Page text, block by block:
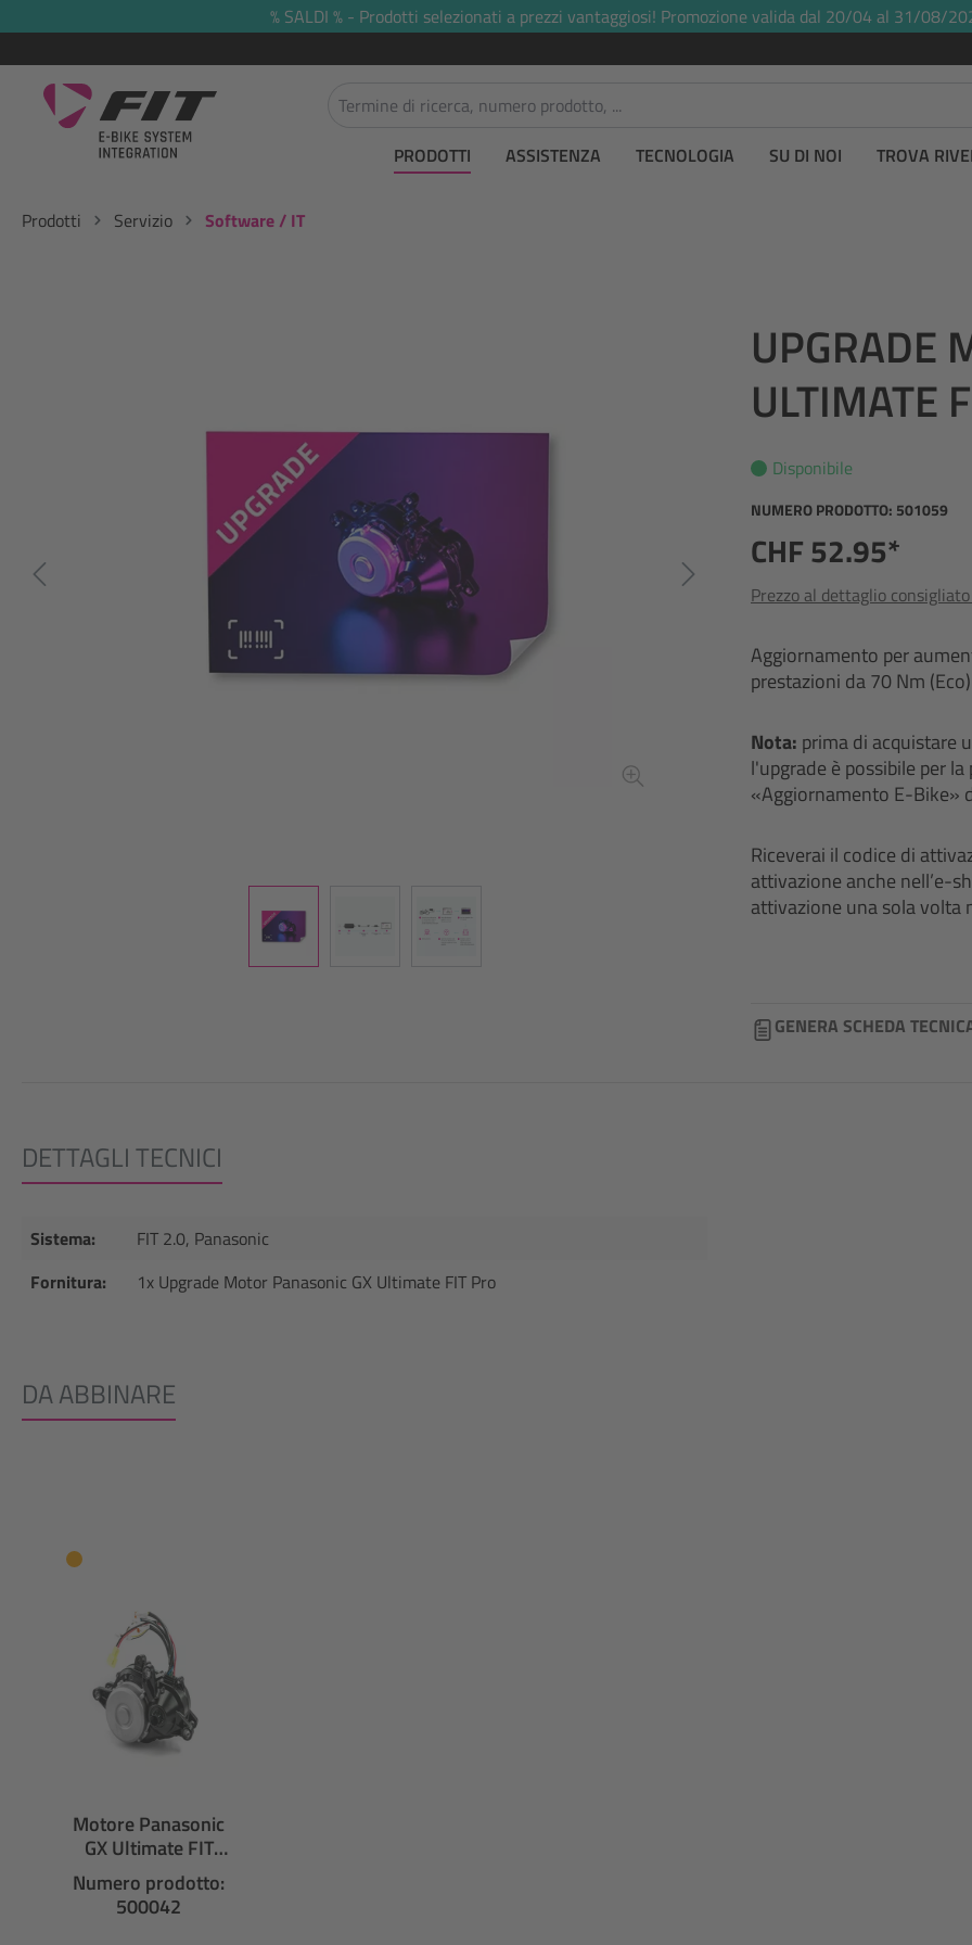
Passa alla navigazione principale% SALDI % - Prodotti selezionati a prezzi vantaggiosi! Promozione valida dal 20/04 al 31/08/
PRODOTTI ASSISTENZA TECNOLOGIA SU DI NOI TROVA
Prodotti Servizio Software / IT
UPGRADE
ULTIMATE
Disponibile
NUMERO PRODOTTO: 501059
CHF 52.95*
Prezzo al dettaglio
Aggiornamento per
prestazioni da 70 Nm
Nota: prima di acquistare
l'upgrade è possibile per
«Aggiornamento E-Bike»
Riceverai il codice di
attivazione anche nell’e-
attivazione una sola volta
GENERA SCHEDA
DETTAGLI TECNICI
Sistema:
FIT 2.0, Panasonic
Fornitura:
1x Upgrade Motor Panasonic GX Ultimate FIT Pro
DA ABBINARE
Motore Panasonic
GX Ultimate FIT
NUA230F
Numero prodotto:
500042